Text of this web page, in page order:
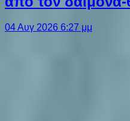
04 Αυγ 2026 6:27 μμ